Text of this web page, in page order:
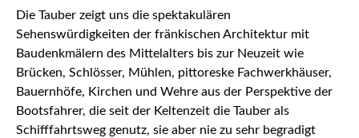
Die Tauber zeigt uns die spektakulären
Sehenswürdigkeiten der fränkischen Architektur mit
Baudenkmälern des Mittelalters bis zur Neuzeit wie
Brücken, Schlösser, Mühlen, pittoreske Fachwerkhäuser,
Bauernhöfe, Kirchen und Wehre aus der Perspektive der
Bootsfahrer, die seit der Keltenzeit die Tauber als
Schifffahrtsweg genutz, sie aber nie zu sehr begradigt